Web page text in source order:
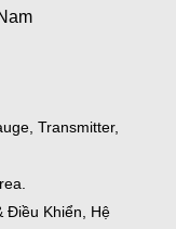
Transmitter,
Điều Khiển, Hệ